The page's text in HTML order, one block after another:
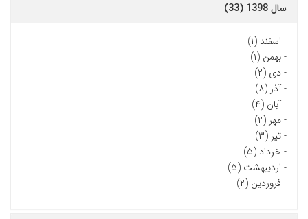
سال 1398 (33)
- اسفند (۱)
-بهمن (۱)
- دی (۲)
-آذر (۸)
-آبان (۴)
-مهر (۲)
-تیر (۳)
- خرداد (۵)
- اردیبهشت (۵)
- فروردین (۲)